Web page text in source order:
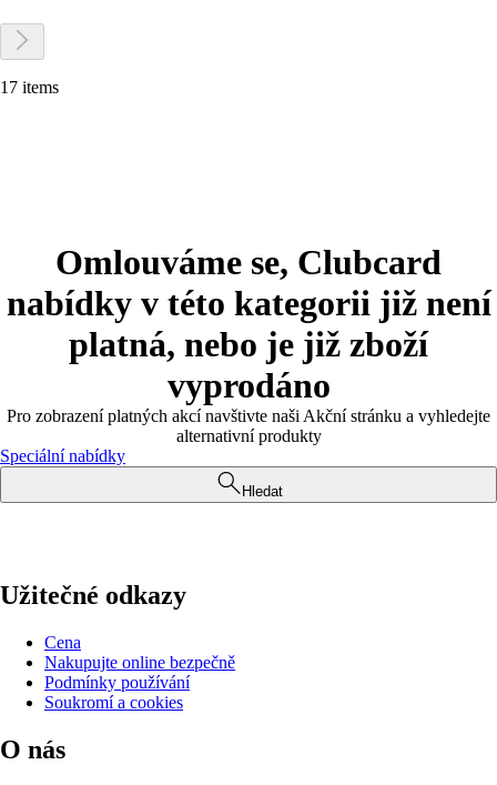
17 items
Omlouváme se, Clubcard
nabídky v této kategorii již není
platná, nebo je již zboží
vyprodáno
Pro zobrazení platných akcí navštivte naši Akční stránku a vyhledejte
alternativní produkty
Speciální nabídky
Hledat
Užitečné odkazy
Cena
Nakupujte online bezpečně
Podmínky používání
Soukromí a cookies
O nás